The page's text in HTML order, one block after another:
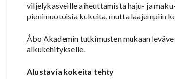
viljelykasveille aiheuttamista haju- ja
pienimuotoisia kokeita, mutta laajempiin
Åbo Akademin tutkimusten mukaan
alkukehitykselle.
Alustavia kokeita tehty